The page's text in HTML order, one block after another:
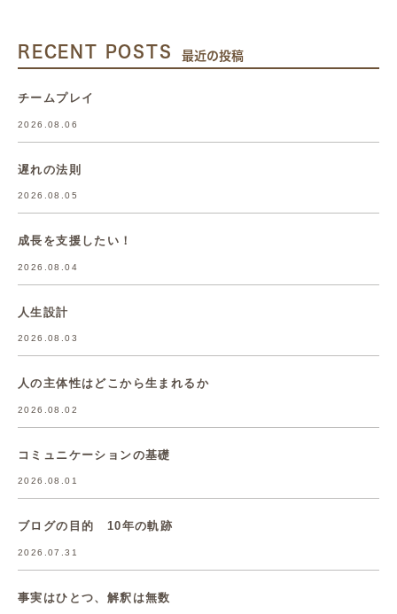
RECENT POSTS 最近の投稿
チームプレイ
2026.08.06
遅れの法則
2026.08.05
成長を支援したい！
2026.08.04
人生設計
2026.08.03
人の主体性はどこから生まれるか
2026.08.02
コミュニケーションの基礎
2026.08.01
ブログの目的 10年の軌跡
2026.07.31
事実はひとつ、解釈は無数